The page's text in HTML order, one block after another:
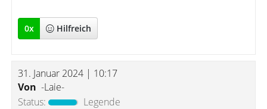
0x Hilfreich
31. Januar 2024 | 10:17
Von -Laie-
Status:
Legende